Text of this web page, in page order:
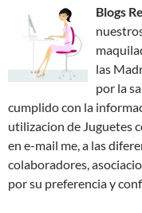
Blogs
las
por la
cumplido con la
utilizacion de Juguetes
en e-mail me, a las
colaboradores,
por su preferencia y